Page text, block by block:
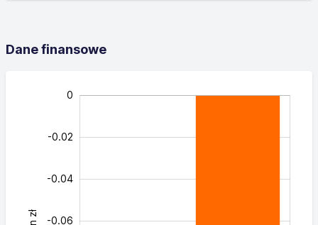
Dane finansowe
-0.09
-0.06
-0.04
-0.02
0